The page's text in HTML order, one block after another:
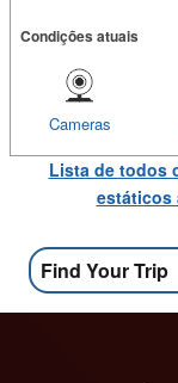
Condições atuais
Cameras
Lista de todos
estáticos
Find Your Trip